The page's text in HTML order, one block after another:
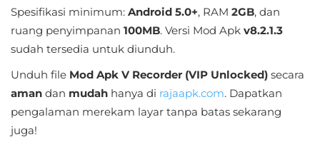
House
&
Home
Libraries
&
Demo
Spesifikasi minimum: Android 5.0+, RAM 2GB, dan
ruang penyimpanan 100MB. Versi Mod Apk v8.2.1.3
sudah tersedia untuk diunduh.
Unduh file Mod Apk V Recorder (VIP Unlocked) secara
aman dan mudah hanya di rajaapk.com. Dapatkan
pengalaman merekam layar tanpa batas sekarang
juga!